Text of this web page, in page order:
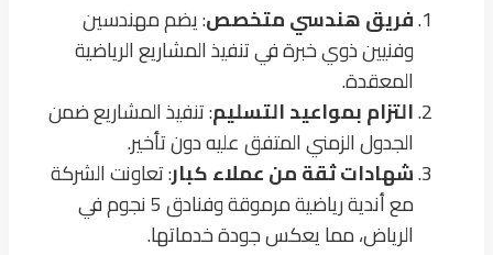
فريق هندسي متخصص: يضم مهندسين
وفنيين ذوي خبرة في تنفيذ المشاريع الرياضية
المعقدة.
التزام بمواعيد التسليم: تنفيذ المشاريع ضمن
الجدول الزمني المتفق عليه دون تأخير.
شهادات ثقة من عملاء كبار: تعاونت الشركة
مع أندية رياضية مرموقة وفنادق 5 نجوم في
الرياض، مما يعكس جودة خدماتها.